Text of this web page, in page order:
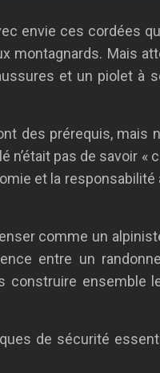
envie ces cordées
Mais
et un piolet à
des prérequis, mais
pas de savoir «
et la responsabilité
comme un
entre un
construire ensemble
de sécurité